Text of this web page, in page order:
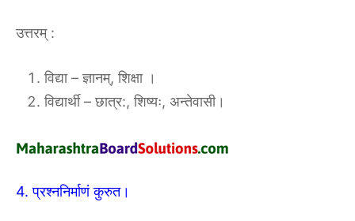
उत्तरम् :
विद्या – ज्ञानम्, शिक्षा ।
विद्यार्थी – छात्र:, शिष्यः, अन्तेवासी।
4. प्रश्ननिर्माणं कुरुत।